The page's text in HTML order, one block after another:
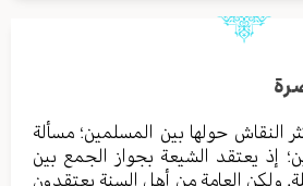
النقاش حولها بين المسلمين؛ مسألة
إذ يعتقد الشيعة بجواز الجمع بين
ولكن العامة من أهل السنة يعتقدون